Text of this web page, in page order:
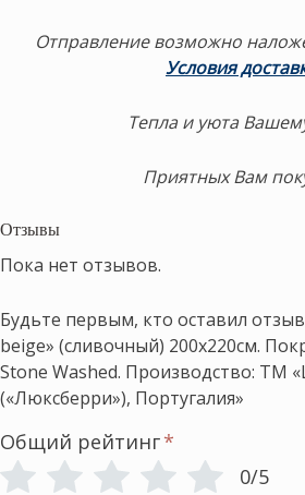
Отправление возможно
Условия
Тепла и уюта
Приятных Вам
Отзывы
Пока нет отзывов.
Будьте первым, кто оставил
beige» (сливочный) 200х220см.
Stone Washed. Производство: ТМ
(«Люксберри»), Португалия»
Общий рейтинг*
0/5